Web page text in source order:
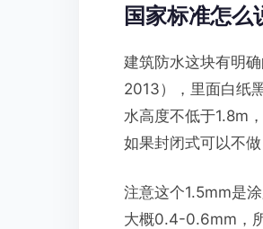
国家标准怎么
建筑防水这块有明
2013），里面白纸
水高度不低于1.8m
如果封闭式可以不
注意这个1.5mm是
大概0.4-0.6mm，